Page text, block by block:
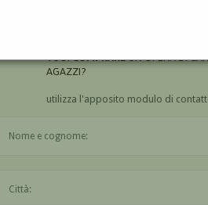
VUOICOMPRAREUN'OPERA DI
AGAZZI?
utilizza l'apposito modulo di